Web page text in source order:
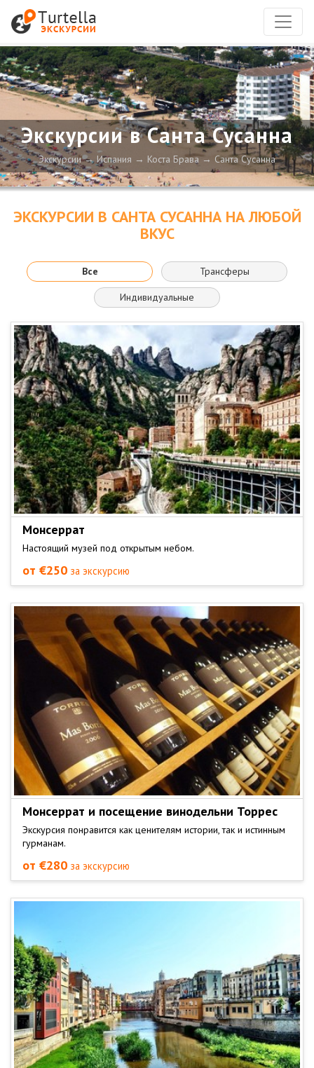
Экскурсии в Санта Сусанна
Экскурсии Испания Коста Брава Санта Сусанна
ЭКСКУРСИИ В САНТА СУСАННА НА ЛЮБОЙ
ВКУС
Все Трансферы
Индивидуальные
Монсеррат
Настоящий музей под открытым небом.
от €250 за экскурсию
Монсеррат и посещение винодельни Торрес
Экскурсия понравится как ценителям истории, так и истинным
гурманам.
от €280 за экскурсию